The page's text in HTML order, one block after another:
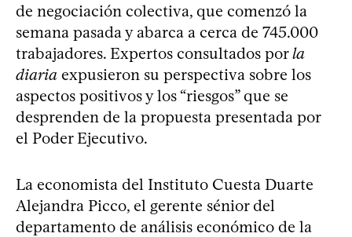
de negociación colectiva, que comenzó la
semana pasada y abarca a cerca de 745.000
trabajadores. Expertos consultados porla
diaria expusieron su perspectiva sobre los
aspectos positivos y los “riesgos” que se
desprenden de la propuesta presentada por
el Poder Ejecutivo.
La economista del Instituto Cuesta Duarte
Alejandra Picco, el gerente sénior del
departamento de análisis económico de la